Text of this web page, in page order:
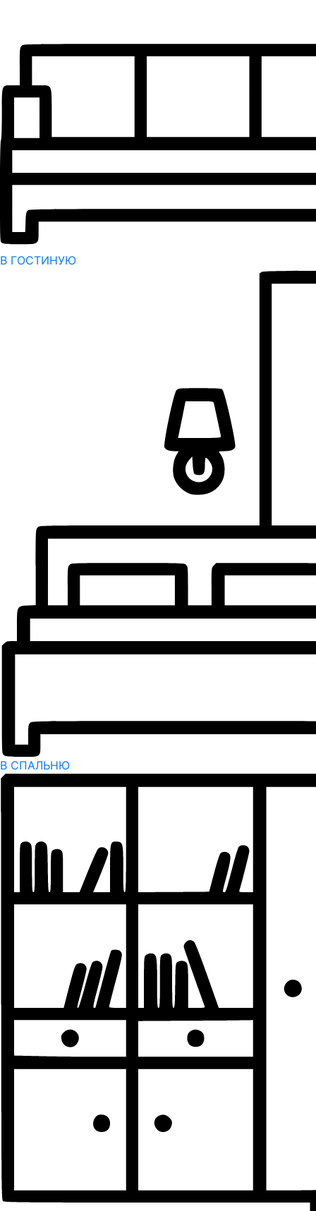
В ГОСТИНУЮ
В СПАЛЬНЮ